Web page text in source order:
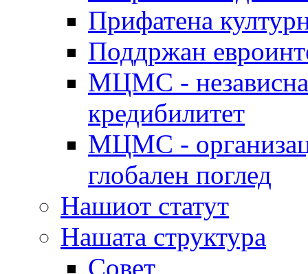
Прифатена
Поддржан
МЦМС - независна
кредибилитет
МЦМС -
глобален поглед
Нашиот статут
Нашата структура
Совет